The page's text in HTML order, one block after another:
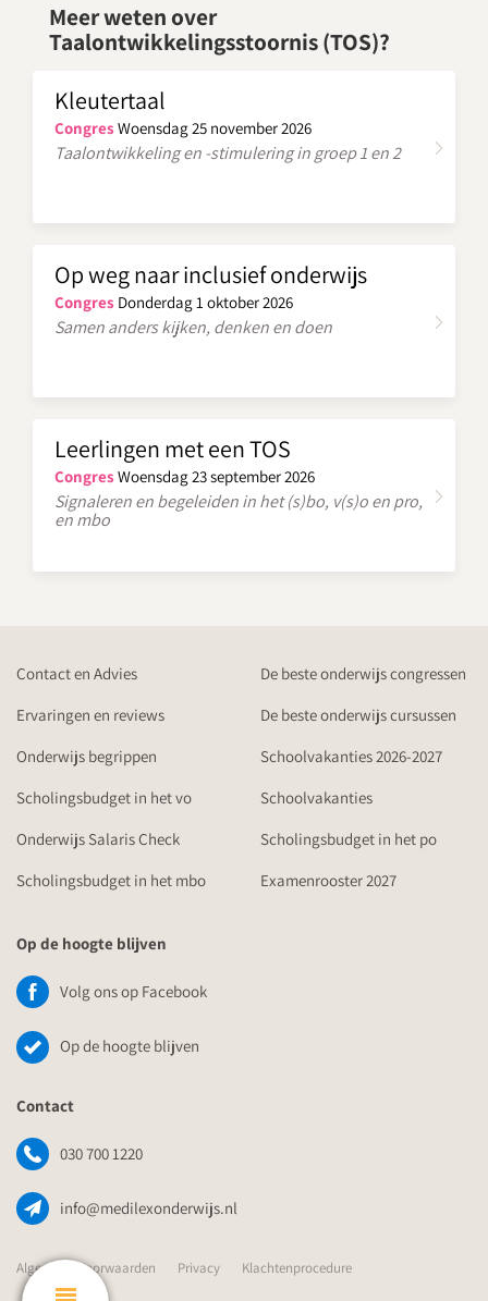
Meer weten over
Taalontwikkelingsstoornis (TOS)?
Kleutertaal
Congres Woensdag 25 november 2026
Taalontwikkeling en -stimulering in groep 1 en 2
Op weg naar inclusief onderwijs
Congres Donderdag 1 oktober 2026
Samen anders kijken, denken en doen
Leerlingen met een TOS
Congres Woensdag 23 september 2026
Signaleren en begeleiden in het (s)bo, v(s)o en pro,
en mbo
Contact en Advies
De beste onderwijs congressen
Ervaringen en reviews
De beste onderwijs cursussen
Onderwijs begrippen
Schoolvakanties 2026-2027
Scholingsbudget in het vo
Schoolvakanties
Onderwijs Salaris Check
Scholingsbudget in het po
Scholingsbudget in het mbo
Examenrooster 2027
Op de hoogte blijven
Volg ons op Facebook
Op de hoogte blijven
Contact
030 700 1220
info@medilexonderwijs.nl
Algemene Voorwaarden Privacy Klachtenprocedure